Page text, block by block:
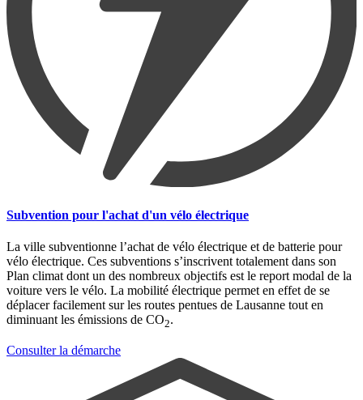
Subvention pour l'achat d'un vélo électrique
La ville subventionne l’achat de vélo électrique et de batterie pour
vélo électrique. Ces subventions s’inscrivent totalement dans son
Plan climat dont un des nombreux objectifs est le report modal de la
voiture vers le vélo. La mobilité électrique permet en effet de se
déplacer facilement sur les routes pentues de Lausanne tout en
diminuant les émissions de CO2.
Consulter la démarche